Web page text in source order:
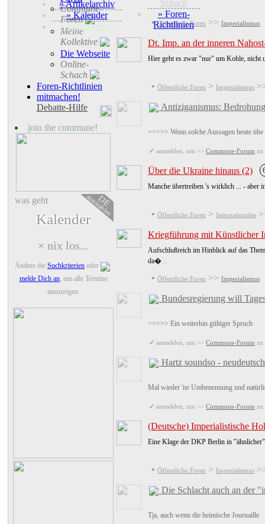
» Artikelarchiv
» Kalender
+ Abonnement
Schach
» Foren-
Richtlinien
Commune-
Foren
Meine
Kollektive
Die Webseite
Online-
Schach
Foren-Richtlinien
mitmachen!
Debatte-Hilfe
join the commune!
DE
auswählen
was geht
Kalender
× nix los...
Ändere die Suchkriterien oder
melde Dich an, um alle Termine
anzuzeigen.
• Öffentliche Foren >> Imperialismus
Dt. Imp. an der inneren
Hier geht es zwar "nur" um Kohle, nicht
• Öffentliche Foren > Imperialismus
Antiziganismus:
>>>>> Wenn solche Aussagen heute übe
✓ anmelden, um >> Commune-Forum zu
Über die Ukraine hinaus (2)
Manche übertreiben 's wirklich ... - aber
• Öffentliche Foren > Internationales
Kriegführung mit Künstlicher
Aufschlußreich im Hinblick auf das
da�...
• Öffentliche Foren >> Imperialismus
Bundesregierung will
>>>>> Ein weiterhin gültiger Spruch
✓ anmelden, um >> Commune-Forum zu
Hartz soundso -
Mal wieder 'ne Umbenennung und
✓ anmelden, um >> Commune-Forum zu
(Deutsche) Imperialistische
Eine Klage der DKP Berlin in
• Öffentliche Foren > Imperialismus
Die Schlacht auch an der
Tja, auch wenn die heimische Journaille